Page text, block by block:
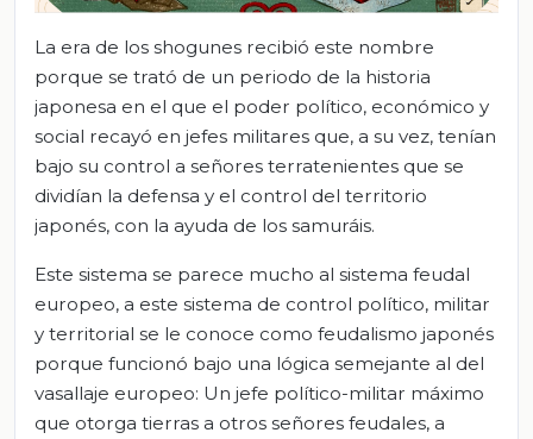
La era de los shogunes recibió este nombre
porque se trató de un periodo de la historia
japonesa en el que el poder político, económico y
social recayó en jefes militares que, a su vez, tenían
bajo su control a señores terratenientes que se
dividían la defensa y el control del territorio
japonés, con la ayuda de los samuráis.
Este sistema se parece mucho al sistema feudal
europeo, a este sistema de control político, militar
y territorial se le conoce como feudalismo japonés
porque funcionó bajo una lógica semejante al del
vasallaje europeo: Un jefe político-militar máximo
que otorga tierras a otros señores feudales, a